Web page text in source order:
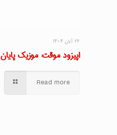
۲۶ آبان ۱۴۰۴
اپیزود موقت: موزیک پایان ۷۳- جادوگر سیاه؛ پونسه
Read more